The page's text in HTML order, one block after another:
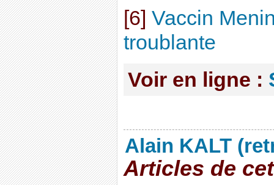
[6] Vaccin
troublante
Voir en ligne :
Alain KALT
Articles de